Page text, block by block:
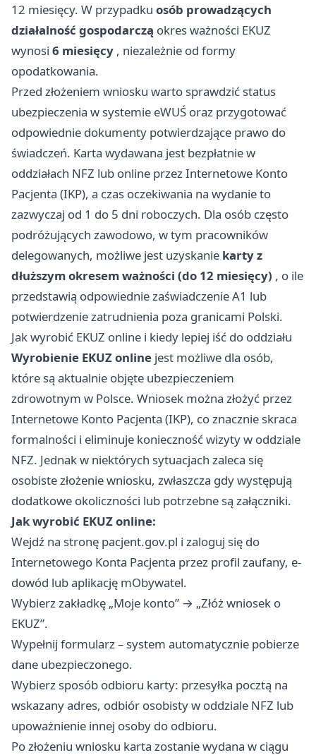
12 miesięcy. W przypadku osób prowadzących
działalność gospodarczą okres ważności EKUZ
wynosi 6 miesięcy , niezależnie od formy
opodatkowania.
Przed złożeniem wniosku warto sprawdzić status
ubezpieczenia w systemie eWUŚ oraz przygotować
odpowiednie dokumenty potwierdzające prawo do
świadczeń. Karta wydawana jest bezpłatnie w
oddziałach NFZ lub online przez Internetowe Konto
Pacjenta (IKP), a czas oczekiwania na wydanie to
zazwyczaj od 1 do 5 dni roboczych. Dla osób często
podróżujących zawodowo, w tym pracowników
delegowanych, możliwe jest uzyskanie karty z
dłuższym okresem ważności (do 12 miesięcy) , o ile
przedstawią odpowiednie zaświadczenie A1 lub
potwierdzenie zatrudnienia poza granicami Polski.
Jak wyrobić EKUZ online i kiedy lepiej iść do oddziału
Wyrobienie EKUZ online jest możliwe dla osób,
które są aktualnie objęte ubezpieczeniem
zdrowotnym w Polsce. Wniosek można złożyć przez
Internetowe Konto Pacjenta (IKP), co znacznie skraca
formalności i eliminuje konieczność wizyty w oddziale
NFZ. Jednak w niektórych sytuacjach zaleca się
osobiste złożenie wniosku, zwłaszcza gdy występują
dodatkowe okoliczności lub potrzebne są załączniki.
Jak wyrobić EKUZ online:
Wejdź na stronę pacjent.gov.pl i zaloguj się do
Internetowego Konta Pacjenta przez profil zaufany, e-
dowód lub aplikację mObywatel.
Wybierz zakładkę „Moje konto” → „Złóż wniosek o
EKUZ”.
Wypełnij formularz – system automatycznie pobierze
dane ubezpieczonego.
Wybierz sposób odbioru karty: przesyłka pocztą na
wskazany adres, odbiór osobisty w oddziale NFZ lub
upoważnienie innej osoby do odbioru.
Po złożeniu wniosku karta zostanie wydana w ciągu